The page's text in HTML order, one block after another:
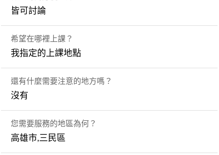
皆可討論
希望在哪裡上課？
我指定的上課地點
還有什麼需要注意的地方嗎？
沒有
您需要服務的地區為何？
高雄市,三民區